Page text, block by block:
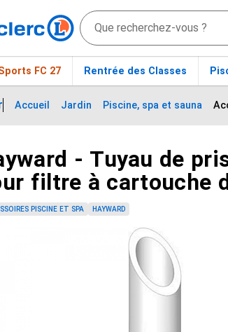
FC 27 Rentrée des Classes
Accueil Jardin Piscine, spa et sauna
- Tuyau de
filtre à cartouche
- CX2030Z3
PISCINE ET SPA HAYWARD
carrousel d'images